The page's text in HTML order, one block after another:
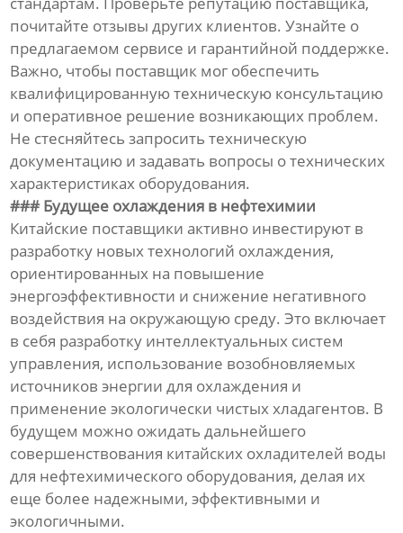
почитайте отзывы других клиентов. Узнайте о
предлагаемом сервисе и гарантийной поддержке.
Важно, чтобы поставщик мог обеспечить
квалифицированную техническую консультацию
и оперативное решение возникающих проблем.
Не стесняйтесь запросить техническую
документацию и задавать вопросы о технических
характеристиках оборудования.
### Будущее охлаждения в нефтехимии
Китайские поставщики активно инвестируют в
разработку новых технологий охлаждения,
ориентированных на повышение
энергоэффективности и снижение негативного
воздействия на окружающую среду. Это включает
в себя разработку интеллектуальных систем
управления, использование возобновляемых
источников энергии для охлаждения и
применение экологически чистых хладагентов. В
будущем можно ожидать дальнейшего
совершенствования китайских охладителей воды
для нефтехимического оборудования, делая их
еще более надежными, эффективными и
экологичными.